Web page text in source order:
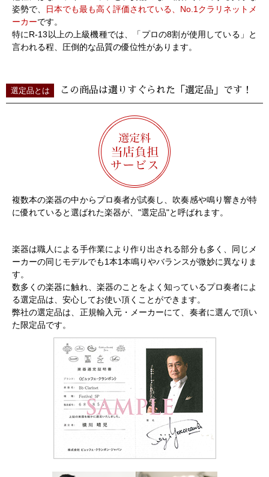
姿勢で、
日本でも最も高く評価されている、No.1クラリネットメ
ーカーです。
特にR-13以上の上級機種では、「プロの8割が使用している」と
言われる程、圧倒的な品質の優位性があります。
選定品とは この商品は選りすぐられた「選定品」です！
複数本の楽器の中からプロ奏者が試奏し、吹奏感や鳴り響きが特
に優れていると選ばれた楽器が、"選定品"と呼ばれます。
楽器は職人による手作業により作り出される部分も多く、同じメ
ーカーの同じモデルでも1本1本鳴りやバランスが微妙に異なりま
す。
数多くの楽器に触れ、楽器のことをよく知っているプロ奏者によ
る選定品は、安心してお使い頂くことができます。
弊社の選定品は、正規輸入元・メーカーにて、奏者に選んで頂い
た限定品です。